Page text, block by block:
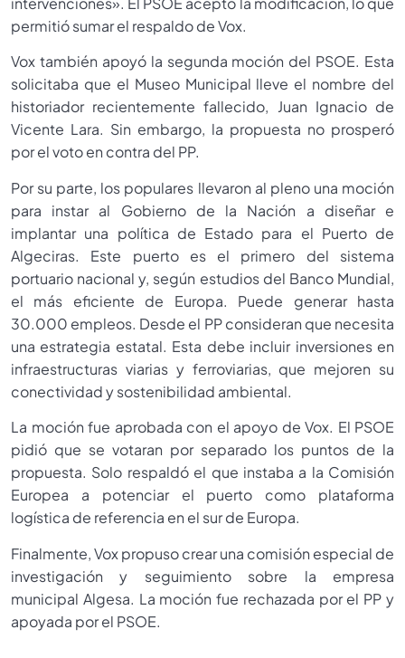
permitió sumar el respaldo de Vox.
Vox también apoyó la segunda moción del PSOE. Esta
solicitaba que el Museo Municipal lleve el nombre del
historiador recientemente fallecido, Juan Ignacio de
Vicente Lara. Sin embargo, la propuesta no prosperó
por el voto en contra del PP.
Por su parte, los populares llevaron al pleno una moción
para instar al Gobierno de la Nación a diseñar e
implantar una política de Estado para el Puerto de
Algeciras. Este puerto es el primero del sistema
portuario nacional y, según estudios del Banco Mundial,
el más eficiente de Europa. Puede generar hasta
30.000 empleos. Desde el PP consideran que necesita
una estrategia estatal. Esta debe incluir inversiones en
infraestructuras viarias y ferroviarias, que mejoren su
conectividad y sostenibilidad ambiental.
La moción fue aprobada con el apoyo de Vox. El PSOE
pidió que se votaran por separado los puntos de la
propuesta. Solo respaldó el que instaba a la Comisión
Europea a potenciar el puerto como plataforma
logística de referencia en el sur de Europa.
Finalmente, Vox propuso crear una comisión especial de
investigación y seguimiento sobre la empresa
municipal Algesa. La moción fue rechazada por el PP y
apoyada por el PSOE.